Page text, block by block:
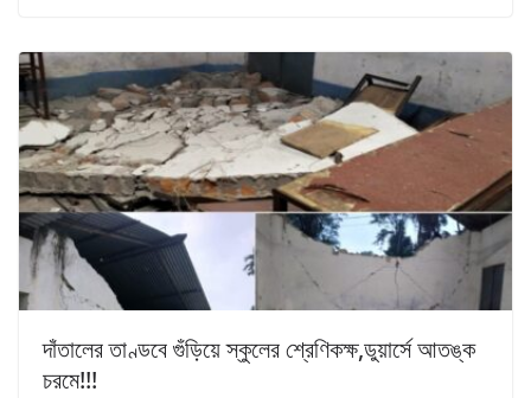
দাঁতালের তাণ্ডবে গুঁড়িয়ে স্কুলের শ্রেণিকক্ষ,ডুয়ার্সে আতঙ্ক
চরমে!!!